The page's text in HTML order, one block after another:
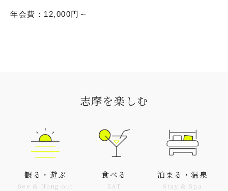
年会費：12,000円～
志摩を楽しむ
観る・遊ぶ
See & Hang out
食べる
EAT
泊まる・温泉
Stay & Spa